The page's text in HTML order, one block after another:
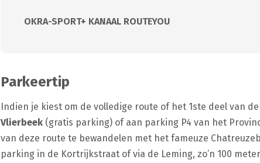
OKRA-SPORT+ KANAAL ROUTEYOU
Parkeertip
Indien je kiest om de volledige route of het 1ste deel van
Vlierbeek (gratis parking) of aan parking P4 van het
van deze route te bewandelen met het fameuze
parking in de Kortrijkstraat of via de Leming, zo’n 100